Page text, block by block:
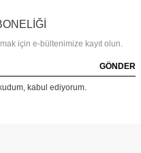
için e-bültenimize kayıt olun.
GÖNDER
kabul ediyorum.